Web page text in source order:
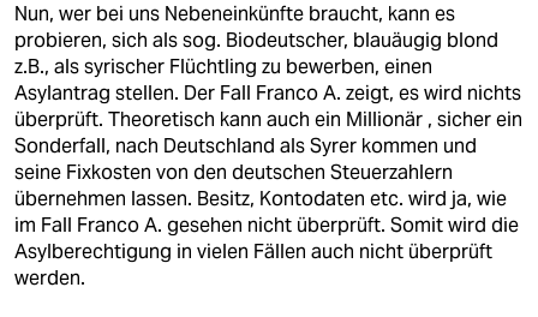
Nun, wer bei uns Nebeneinkünfte braucht, kann es
probieren, sich als sog. Biodeutscher, blauäugig blond
z.B., als syrischer Flüchtling zu bewerben, einen
Asylantrag stellen. Der Fall Franco A. zeigt, es wird nichts
überprüft. Theoretisch kann auch ein Millionär , sicher ein
Sonderfall, nach Deutschland als Syrer kommen und
seine Fixkosten von den deutschen Steuerzahlern
übernehmen lassen. Besitz, Kontodaten etc. wird ja, wie
im Fall Franco A. gesehen nicht überprüft. Somit wird die
Asylberechtigung in vielen Fällen auch nicht überprüft
werden.